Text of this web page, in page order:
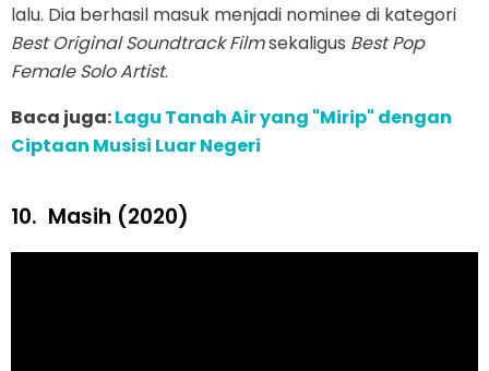
lalu. Dia berhasil masuk menjadi nominee di kategori
Best Original Soundtrack Filmsekaligus Best Pop
Female Solo Artist.
Baca juga:Lagu Tanah Air yang "Mirip" dengan
Ciptaan Musisi Luar Negeri
10. Masih (2020)